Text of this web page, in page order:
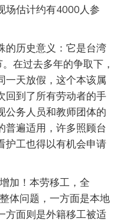
场估计约有4000人参
的历史意义：它是台湾
在过去多年的争取下，
一天放假，这个本该属
回到了所有劳动者的手
公务人员和教师团体的
普遍适用，许多照顾台
护工也得以有机会申请
加！本劳移工，全
体问题，一方面是本地
方面则是外籍移工被适